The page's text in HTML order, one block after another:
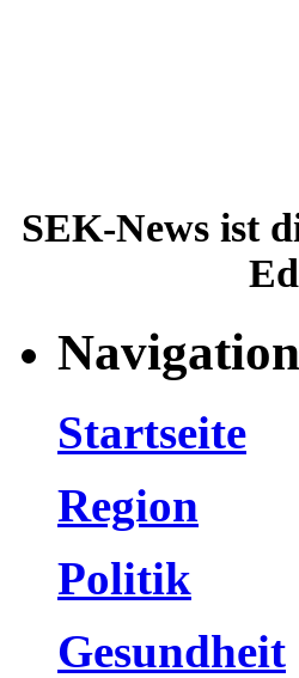
SEK-News ist
Navigation
Startseite
Region
Politik
Gesundheit